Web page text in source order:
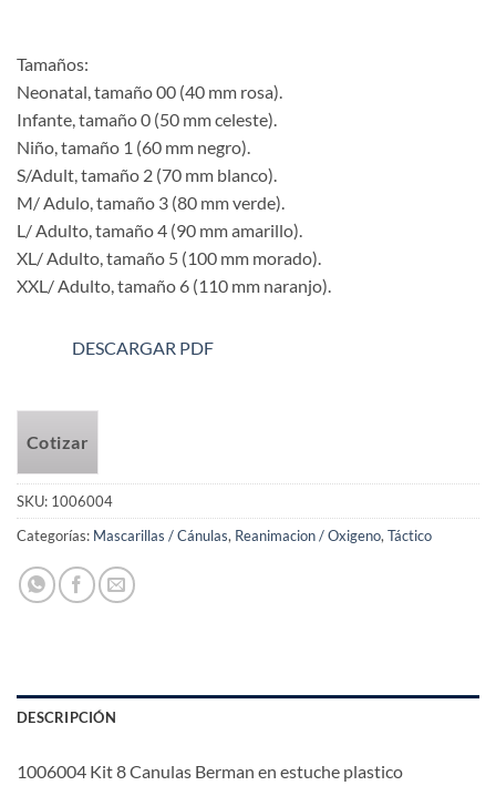
Tamaños:
Neonatal, tamaño 00 (40 mm rosa).
Infante, tamaño 0 (50 mm celeste).
Niño, tamaño 1 (60 mm negro).
S/Adult, tamaño 2 (70 mm blanco).
M/ Adulo, tamaño 3 (80 mm verde).
L/ Adulto, tamaño 4 (90 mm amarillo).
XL/ Adulto, tamaño 5 (100 mm morado).
XXL/ Adulto, tamaño 6 (110 mm naranjo).
DESCARGAR PDF
Cotizar
SKU: 1006004
Categorías: Mascarillas / Cánulas, Reanimacion / Oxigeno,Táctico
DESCRIPCIÓN
1006004 Kit 8 Canulas Berman en estuche plastico